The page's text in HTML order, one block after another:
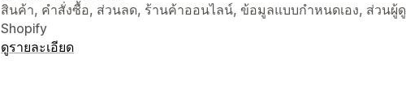
สินค้า, คำสั่งซื้อ, ส่วนลด, ร้านค้าออนไลน์, ข้อมูลแบบกำหนดเอง, ส่วนผู้
Shopify
ดูรายละเอียด